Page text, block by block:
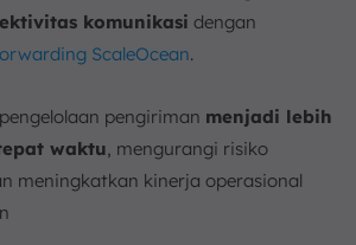
komunikasi dengan
ScaleOcean.
pengiriman menjadi lebih
waktu , mengurangi risiko
meningkatkan kinerja operasional